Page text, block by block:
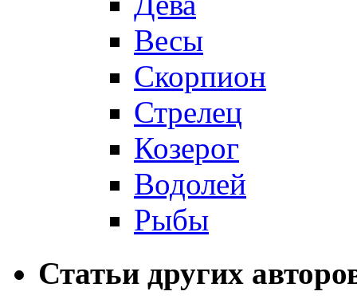
Весы
Скорпион
Стрелец
Козерог
Водолей
Рыбы
Статьи других